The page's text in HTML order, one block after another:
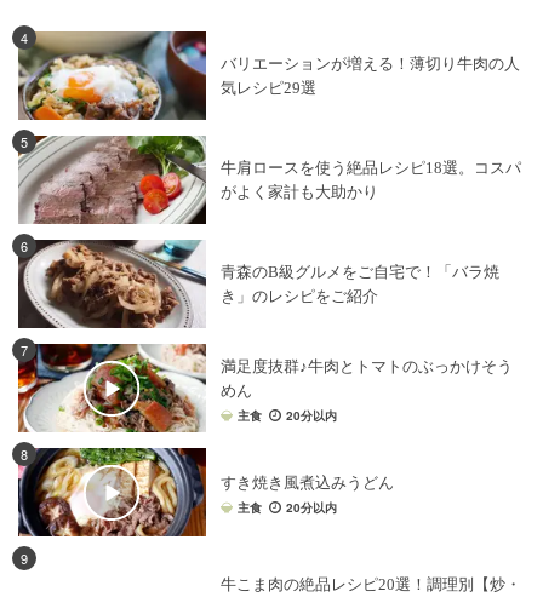
4
バリエーションが増える！薄切り牛肉の人
気レシピ29選
5
牛肩ロースを使う絶品レシピ18選。コスパ
がよく家計も大助かり
6
青森のB級グルメをご自宅で！「バラ焼
き」のレシピをご紹介
7
満足度抜群♪牛肉とトマトのぶっかけそう
めん
主食 20分以内
8
すき焼き風煮込みうどん
主食 20分以内
9
牛こま肉の絶品レシピ20選！調理別【炒・